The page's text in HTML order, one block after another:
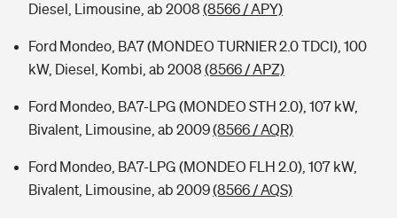
Diesel, Limousine, ab 2008 (8566 / APY)
Ford Mondeo, BA7 (MONDEO TURNIER 2.0 TDCI), 100
kW, Diesel, Kombi, ab 2008 (8566 / APZ)
Ford Mondeo, BA7-LPG (MONDEO STH 2.0), 107 kW,
Bivalent, Limousine, ab 2009(8566 / AQR)
Ford Mondeo, BA7-LPG (MONDEO FLH 2.0), 107 kW,
Bivalent, Limousine, ab 2009(8566 / AQS)